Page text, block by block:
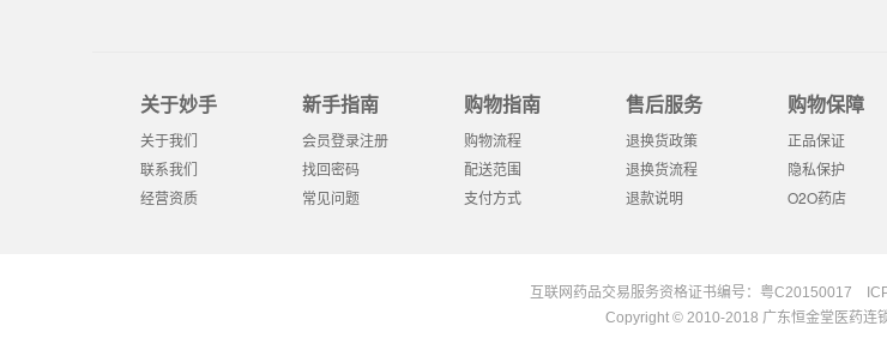
关于妙手
关于我们
联系我们
经营资质
新手指南
会员登录注册
找回密码
常见问题
购物指南
购物流程
配送范围
支付方式
售后服务
退换货政策
退换货流程
退款说明
购物保障
正品保证
隐私保护
O2O药店
互联网药品交易服务资格证书编号：粤C20150017 ICP
Copyright © 2010-2018 广东恒金堂医药连